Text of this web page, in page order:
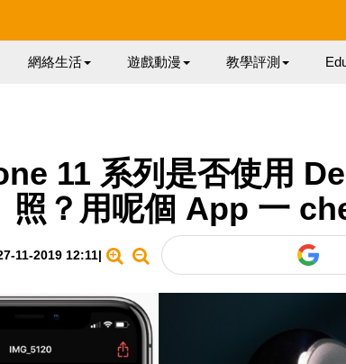
網絡生活 遊戲動漫 教學評測
11 系列是否使用
照？用呢個 App 一
11-2019 12:11|